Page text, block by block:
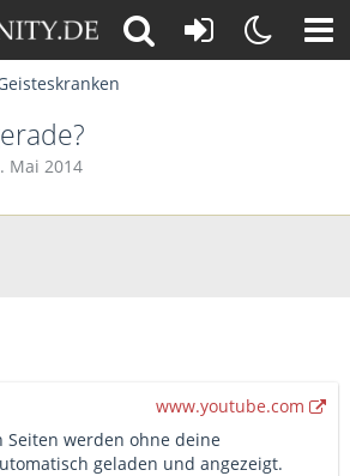
Mai 2014
www.youtube.com
Seiten werden ohne deine
geladen und angezeigt.